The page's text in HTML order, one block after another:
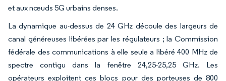
et aux nœuds 5G urbains denses.
La dynamique au-dessus de 24 GHz découle des largeurs de
canal généreuses libérées par les régulateurs ; la Commission
fédérale des communications à elle seule a libéré 400 MHz de
spectre contigu dans la fenêtre 24,25-25,25 GHz. Les
opérateurs exploitent ces blocs pour des porteuses de 800